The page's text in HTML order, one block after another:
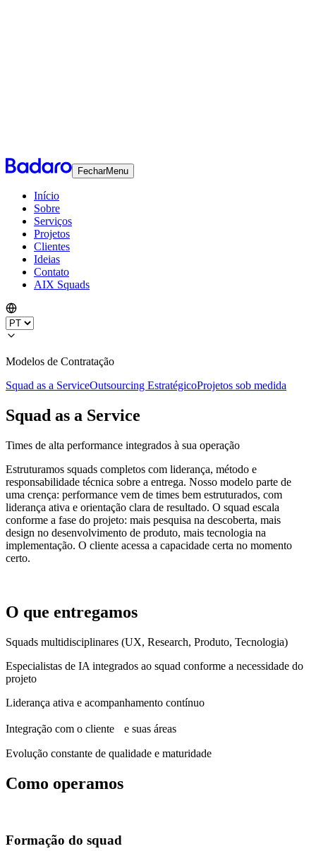
FecharMenu
Início
Sobre
Serviços
Projetos
Clientes
Ideias
Contato
AIX Squads
Modelos de Contratação
Squad as a ServiceOutsourcing EstratégicoProjetos sob medida
Squad as a Service
Times de alta performance integrados à sua operação
Estruturamos squads completos com liderança, método e
responsabilidade técnica sobre a entrega. Nosso modelo parte de
uma crença: performance vem de times bem estruturados, com
liderança ativa e orientação clara de resultado. O squad escala
conforme a fase do projeto: mais pesquisa na descoberta, mais
design no desenvolvimento de produto, mais tecnologia na
implementação. O cliente acessa a capacidade certa no momento
certo.
O que entregamos
Squads multidisciplinares (UX, Research, Produto, Tecnologia)
Especialistas de IA integrados ao squad conforme a necessidade do
projeto
Liderança ativa e acompanhamento contínuo
Integração com o cliente e suas áreas
Evolução constante de qualidade e maturidade
Como operamos
Formação do squad